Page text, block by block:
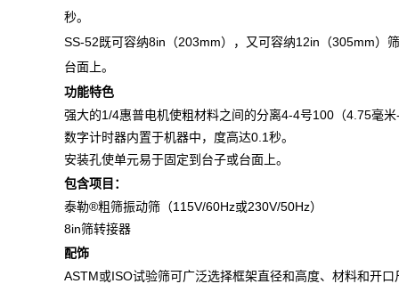
秒。
SS-52既可容纳8in（203mm），又可容纳12in（305mm）
台面上。
功能特色
强大的1/4惠普电机使粗材料之间的分离4-4号100（4.75毫
数字计时器内置于机器中，度高达0.1秒。
安装孔使单元易于固定到台子或台面上。
包含项目：
泰勒®粗筛振动筛（115V/60Hz或230V/50Hz）
8in筛转接器
配饰
ASTM或ISO试验筛可广泛选择框架直径和高度、材料和开口